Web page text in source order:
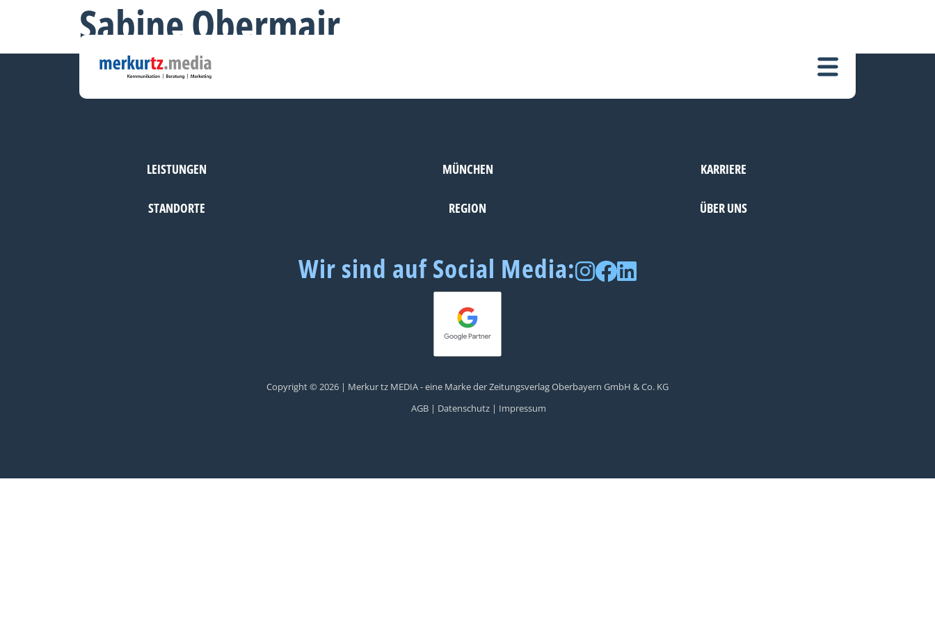
Sabine Obermair
LEISTUNGEN
STANDORTE
MÜNCHEN
REGION
KARRIERE
ÜBER UNS
Wir sind auf Social Media:
Copyright © 2026 | Merkur tz MEDIA - eine Marke der Zeitungsverlag Oberbayern GmbH & Co. KG
AGB | Datenschutz | Impressum